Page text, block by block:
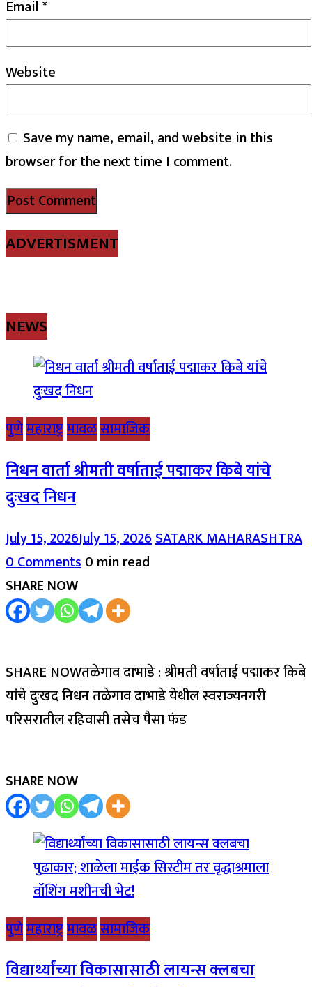
Email*
Website
Save my name, email, and website in this
browser for the next time I comment.
ADVERTISMENT
NEWS
पुणेमहाराष्ट्रमावळसामाजिक
निधन वार्ता श्रीमती वर्षाताई पद्माकर किबे यांचे
दुःखद निधन
July 15, 2026July 15, 2026SATARK MAHARASHTRA
0 Comments0 min read
SHARE NOW
SHARE NOWतळेगाव दाभाडे : श्रीमती वर्षाताई पद्माकर किबे
यांचे दुःखद निधन तळेगाव दाभाडे येथील स्वराज्यनगरी
परिसरातील रहिवासी तसेच पैसा फंड
SHARE NOW
पुणेमहाराष्ट्रमावळसामाजिक
विद्यार्थ्यांच्या विकासासाठी लायन्स क्लबचा